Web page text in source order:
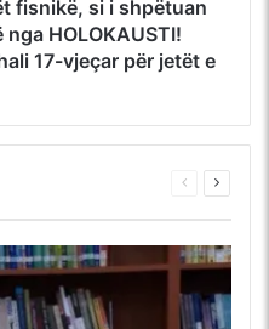
fisnikë, si i shpëtuan
nga HOLOKAUSTI!
17-vjeçar për jetët e
Faqja